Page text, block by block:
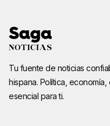
Tu fuente de noticias
hispana. Política, economía,
esencial para ti.